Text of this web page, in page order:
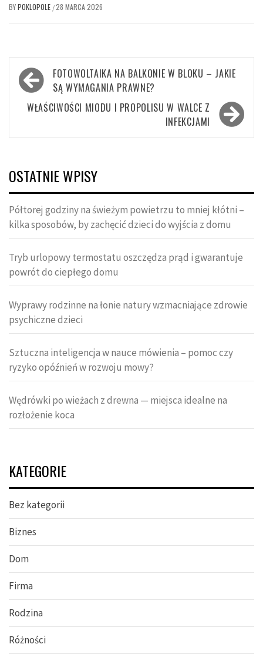
BYPOKLOPOLE /28 MARCA 2026
Nawigacja
wpisu
FOTOWOLTAIKA NA BALKONIE W BLOKU – JAKIE
SĄ WYMAGANIA PRAWNE?
WŁAŚCIWOŚCI MIODU I PROPOLISU W WALCE Z
INFEKCJAMI
OSTATNIE WPISY
Półtorej godziny na świeżym powietrzu to mniej kłótni –
kilka sposobów, by zachęcić dzieci do wyjścia z domu
Tryb urlopowy termostatu oszczędza prąd i gwarantuje
powrót do ciepłego domu
Wyprawy rodzinne na łonie natury wzmacniające zdrowie
psychiczne dzieci
Sztuczna inteligencja w nauce mówienia – pomoc czy
ryzyko opóźnień w rozwoju mowy?
Wędrówki po wieżach z drewna — miejsca idealne na
rozłożenie koca
KATEGORIE
Bez kategorii
Biznes
Dom
Firma
Rodzina
Różności